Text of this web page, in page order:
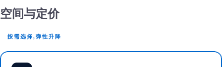
空间与定价
按需选择,弹性升降